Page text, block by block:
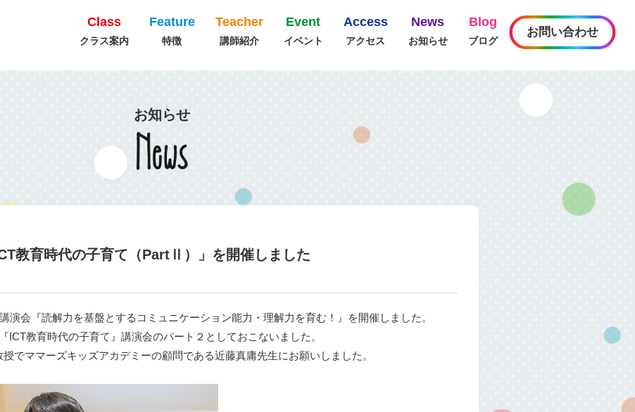
Class
クラス案内
Feature
特徴
Teacher
講師紹介
Event
イベント
Access
アクセス
News
お知らせ
Blog
ブログ
お問い合わせ
お知らせ
教育時代の子育て（PartⅡ）」を開催しました
演会『読解力を基盤とするコミュニケーション能力・理解力を育む！』を開催しました。
ICT教育時代の子育て』講演会のパート２としておこないました。
でママーズキッズアカデミーの顧問である近藤真庸先生にお願いしました。